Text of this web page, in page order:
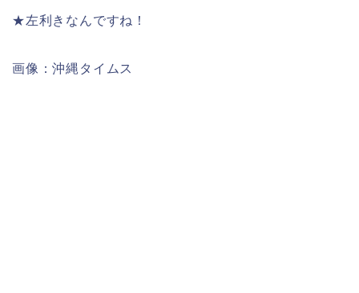
★左利きなんですね！
画像：沖縄タイムス